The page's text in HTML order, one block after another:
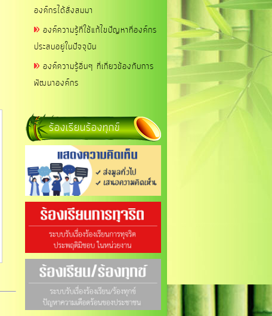
องค์กรได้สั่งสมมา
องค์ความรู้ที่ใช้แก้ไขปัญหาที่องค์กร
ประสบอยู่ในปัจจุบัน
องค์ความรู้อื่นๆ ที่เกี่ยวข้องกับการ
พัฒนาองค์กร
ร้องเรียนร้องทุกข์